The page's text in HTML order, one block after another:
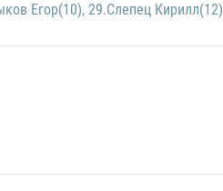
Егор(10), 29.Слепец Кирилл(12)